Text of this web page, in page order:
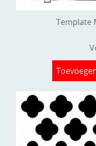
Template, mask,
Wat nog, een
Template